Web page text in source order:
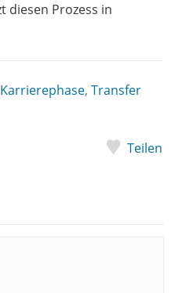
Prozess in
, Transfer
Teilen